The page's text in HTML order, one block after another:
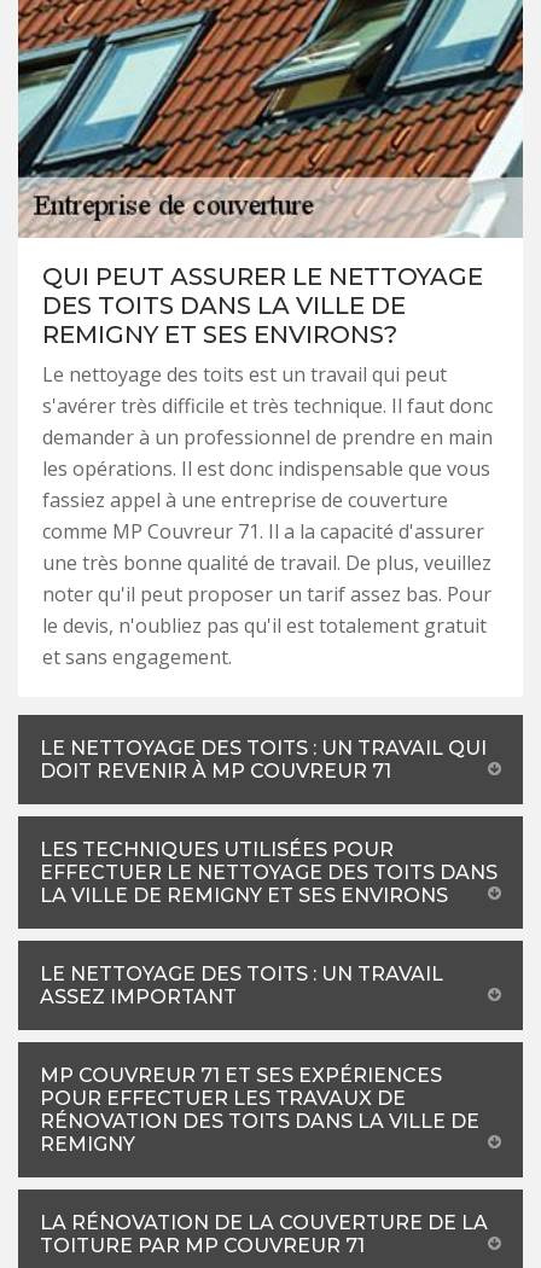
QUI PEUT ASSURER LE NETTOYAGE
DES TOITS DANS LA VILLE DE
REMIGNY ET SES ENVIRONS?
Le nettoyage des toits est un travail qui peut
s'avérer très difficile et très technique. Il faut donc
demander à un professionnel de prendre en main
les opérations. Il est donc indispensable que vous
fassiez appel à une entreprise de couverture
comme MP Couvreur 71. Il a la capacité d'assurer
une très bonne qualité de travail. De plus, veuillez
noter qu'il peut proposer un tarif assez bas. Pour
le devis, n'oubliez pas qu'il est totalement gratuit
et sans engagement.
LE NETTOYAGE DES TOITS : UN TRAVAIL QUI
DOIT REVENIR À MP COUVREUR 71
LES TECHNIQUES UTILISÉES POUR
EFFECTUER LE NETTOYAGE DES TOITS DANS
LA VILLE DE REMIGNY ET SES ENVIRONS
LE NETTOYAGE DES TOITS : UN TRAVAIL
ASSEZ IMPORTANT
MP COUVREUR 71 ET SES EXPÉRIENCES
POUR EFFECTUER LES TRAVAUX DE
RÉNOVATION DES TOITS DANS LA VILLE DE
REMIGNY
LA RÉNOVATION DE LA COUVERTURE DE LA
TOITURE PAR MP COUVREUR 71